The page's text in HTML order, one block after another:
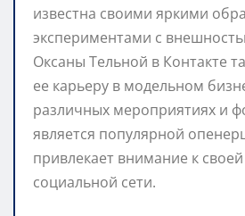
известна своими яркими
экспериментами с
Оксаны Тельной в Контакте
ее карьеру в модельном
различных мероприятиях и
является популярной
привлекает внимание к
социальной сети.